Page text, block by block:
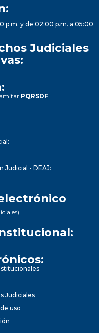
p.m. y de 02:00 p.m. a 05:00
Judiciales
PQRSDF
Judicial - DEAJ:
Judiciales
uso